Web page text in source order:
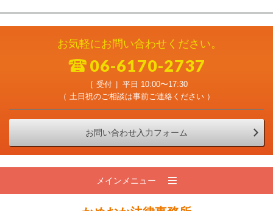
お気軽にお問い合わせください。
06-6170-2737
［ 受付 ］平日 10:00〜17:30
（ 土日祝のご相談は事前ご連絡ください ）
お問い合わせ入力フォーム
メインメニュー